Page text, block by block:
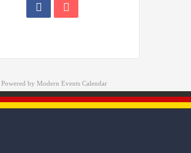
Powered by Modern Events Calendar